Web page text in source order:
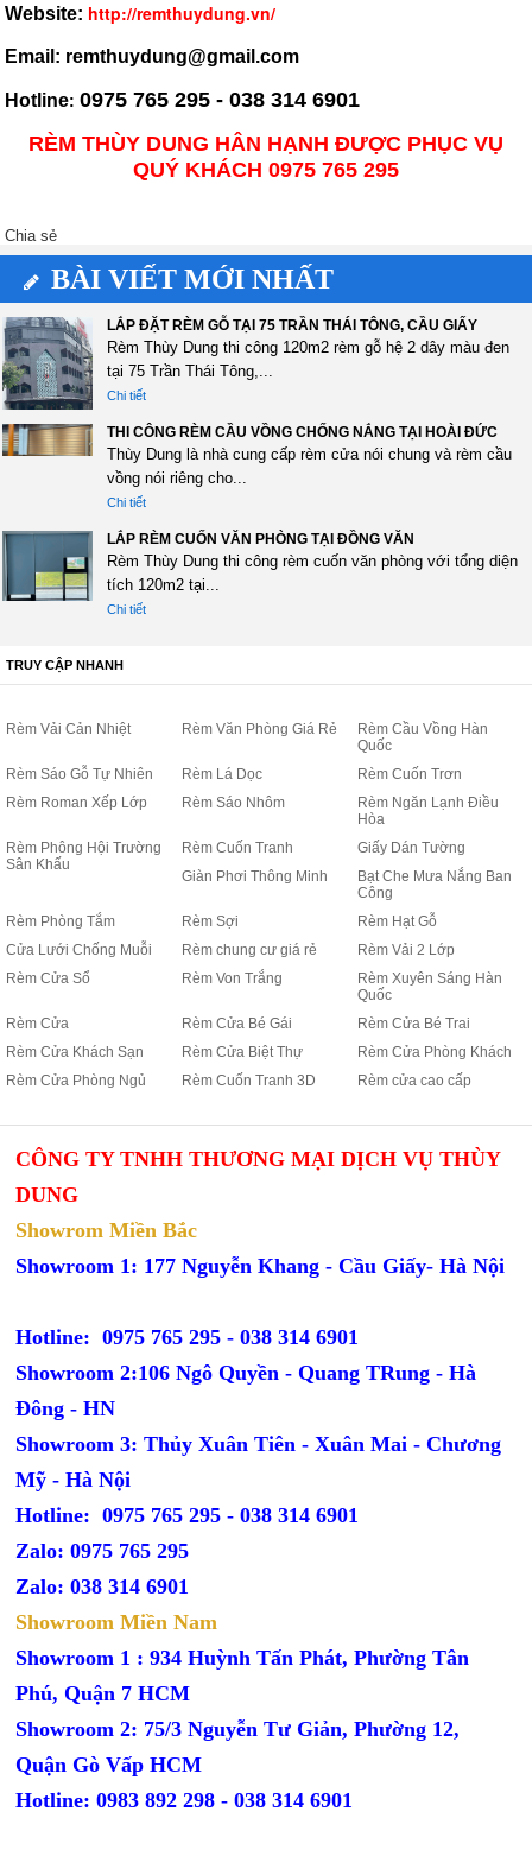
Website: http://remthuydung.vn/
Email: remthuydung@gmail.com
Hotline:0975 765 295 - 038 314 6901
RÈM THÙY DUNG HÂN HẠNH ĐƯỢC PHỤC VỤ
QUÝ KHÁCH 0975 765 295
Chia sẻ
BÀI VIẾT MỚI NHẤT
LẮP ĐẶT RÈM GỖ TẠI 75 TRẦN THÁI TÔNG, CẦU GIẤY
Rèm Thùy Dung thi công 120m2 rèm gỗ hệ 2 dây màu đen
tại 75 Trần Thái Tông,...
Chi tiết
THI CÔNG RÈM CẦU VỒNG CHỐNG NẮNG TẠI HOÀI ĐỨC
Thùy Dung là nhà cung cấp rèm cửa nói chung và rèm cầu
vồng nói riêng cho...
Chi tiết
LẮP RÈM CUỐN VĂN PHÒNG TẠI ĐỒNG VĂN
Rèm Thùy Dung thi công rèm cuốn văn phòng với tổng diện
tích 120m2 tại...
Chi tiết
TRUY CẬP NHANH
Rèm Vải Cản Nhiệt Rèm Văn Phòng Giá Rẻ
Rèm Cầu Vồng Hàn
Quốc
Rèm Sáo Gỗ Tự Nhiên
Rèm Lá Dọc
Rèm Cuốn Trơn
Rèm Roman Xếp Lớp
Rèm Sáo Nhôm
Rèm Ngăn Lạnh Điều
Hòa
Rèm Phông Hội Trường
Sân Khấu
Rèm Cuốn Tranh
Giấy Dán Tường
Giàn Phơi Thông Minh
Bạt Che Mưa Nắng Ban
Công
Rèm Phòng Tắm
Rèm Sợi
Rèm Hạt Gỗ
Cửa Lưới Chống Muỗi
Rèm chung cư giá rẻ
Rèm Vải 2 Lớp
Rèm Cửa Sổ
Rèm Von Trắng
Rèm Xuyên Sáng Hàn
Quốc
Rèm Cửa
Rèm Cửa Bé Gái
Rèm Cửa Bé Trai
Rèm Cửa Khách Sạn
Rèm Cửa Biệt Thự
Rèm Cửa Phòng Khách
Rèm Cửa Phòng Ngủ
Rèm Cuốn Tranh 3D Rèm cửa cao cấp
CÔNG TY TNHH THƯƠNG MẠI DỊCH VỤ THÙY
DUNG
Showrom Miền Bắc
Showroom 1: 177 Nguyễn Khang - Cầu Giấy- Hà Nội
Hotline: 0975 765 295 -038 314 6901
Showroom 2:106 Ngô Quyền - Quang TRung - Hà
Đông - HN
Showroom 3: Thủy Xuân Tiên - Xuân Mai - Chương
Mỹ - Hà Nội
Hotline: 0975 765 295 -038 314 6901
Zalo: 0975 765 295
Zalo: 038 314 6901
Showroom Miền Nam
Showroom 1 : 934 Huỳnh Tấn Phát, Phường Tân
Phú, Quận 7 HCM
Showroom 2: 75/3 Nguyễn Tư Giản, Phường 12,
Quận Gò Vấp HCM
Hotline: 0983 892 298 - 038 314 6901